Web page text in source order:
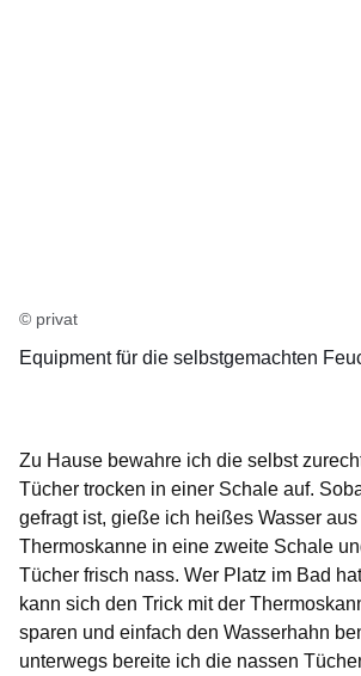
© privat
Equipment für die selbstgemachten
Zu Hause bewahre ich die selbst
Tücher trocken in einer Schale auf.
gefragt ist, gieße ich heißes Wasser
Thermoskanne in eine zweite Schale
Tücher frisch nass. Wer Platz im Bad
kann sich den Trick mit der
sparen und einfach den Wasserhahn
unterwegs bereite ich die nassen